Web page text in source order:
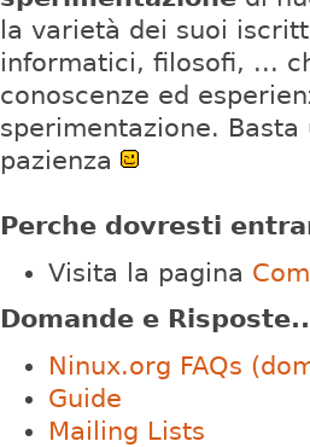
la varietà dei suoi
informatici, filosofi, ...
conoscenze ed
sperimentazione.
pazienza
Perche dovresti
Visita la pagina
Domande e
Ninux.org FAQs
Guide
Mailing Lists